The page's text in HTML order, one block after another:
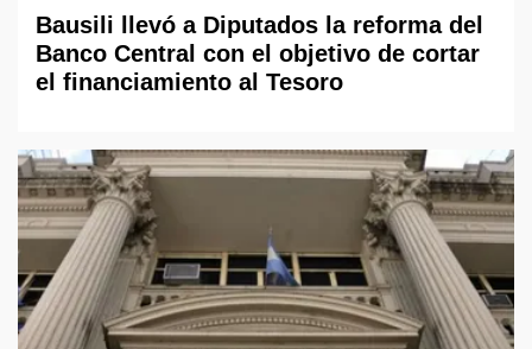
Bausili llevó a Diputados la reforma del
Banco Central con el objetivo de cortar
el financiamiento al Tesoro